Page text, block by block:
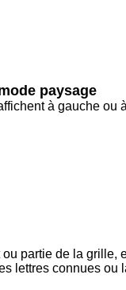
paysage
à gauche ou
partie de la grille,
lettres connues ou